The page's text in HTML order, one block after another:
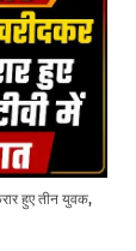
हुए तीन युवक,